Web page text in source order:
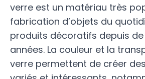
verre est un matériau très
fabrication d’objets du
produits décoratifs depuis
années. La couleur et la
verre permettent de créer